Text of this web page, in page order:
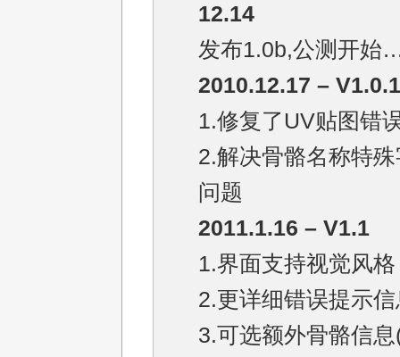
12.14
发布1.0b,公测开
2010.12.17 –
1.修复了UV贴图错
2.解决骨骼名称特
问题
2011.1.16 – V1.1
1.界面支持视觉风格
2.更详细错误提示
3.可选额外骨骼信